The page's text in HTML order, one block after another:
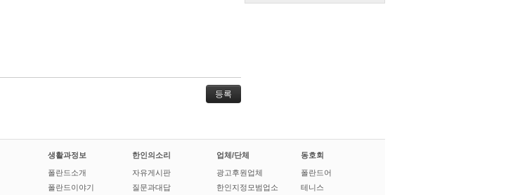
생활과정보
폴란드소개
폴란드이야기
한인의소리
자유게시판
질문과대답
업체/단체
광고후원업체
한인지정모범업소
동호회
폴란드어
테니스